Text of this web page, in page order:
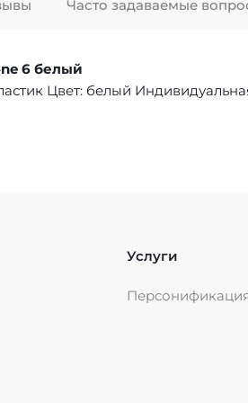
6 белый
Цвет: белый
Часто задаваемые
Услуги